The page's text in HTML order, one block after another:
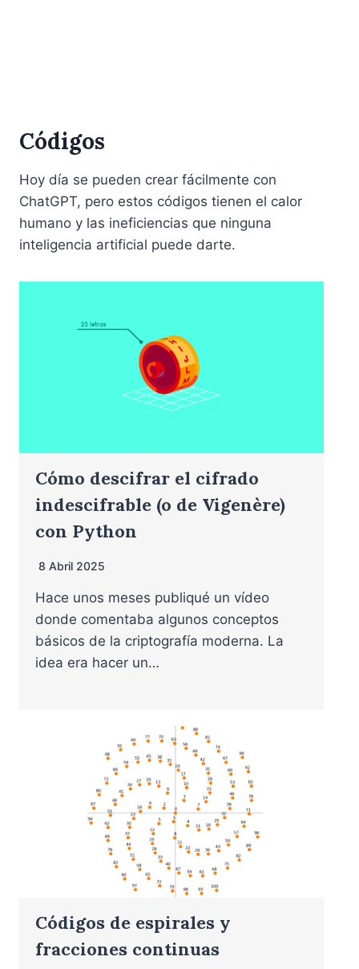
Códigos
Hoy día se pueden crear fácilmente con
ChatGPT, pero estos códigos tienen el calor
humano y las ineficiencias que ninguna
inteligencia artificial puede darte.
Cómo descifrar el cifrado
indescifrable (o de Vigenère)
con Python
8 Abril 2025
Hace unos meses publiqué un vídeo
donde comentaba algunos conceptos
básicos de la criptografía moderna. La
idea era hacer un…
Códigos de espirales y
fracciones continuas